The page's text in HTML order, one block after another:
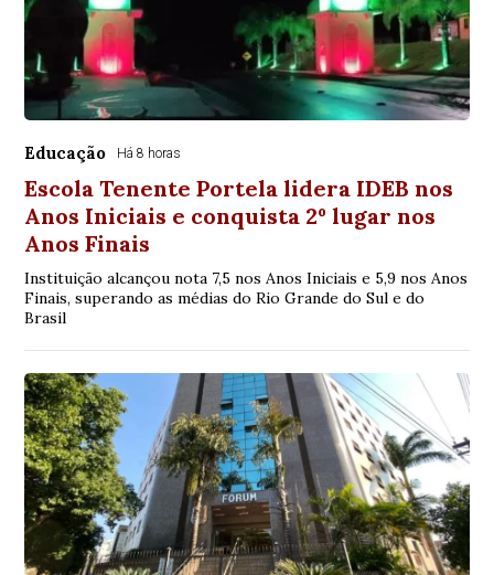
Educação Há 8 horas
Escola Tenente Portela lidera IDEB nos
Anos Iniciais e conquista 2º lugar nos
Anos Finais
Instituição alcançou nota 7,5 nos Anos Iniciais e 5,9 nos Anos
Finais, superando as médias do Rio Grande do Sul e do
Brasil